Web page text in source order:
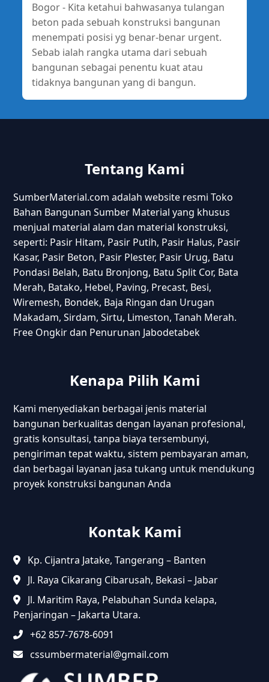
Bogor - Kita ketahui bahwasanya tulangan
beton pada sebuah konstruksi bangunan
menempati posisi yg benar-benar urgent.
Sebab ialah rangka utama dari sebuah
bangunan sebagai penentu kuat atau
tidaknya bangunan yang di bangun.
Tentang Kami
SumberMaterial.com adalah website resmi Toko
Bahan Bangunan Sumber Material yang khusus
menjual material alam dan material konstruksi,
seperti: Pasir Hitam, Pasir Putih, Pasir Halus, Pasir
Kasar, Pasir Beton, Pasir Plester, Pasir Urug, Batu
Pondasi Belah, Batu Bronjong, Batu Split Cor, Bata
Merah, Batako, Hebel, Paving, Precast, Besi,
Wiremesh, Bondek, Baja Ringan dan Urugan
Makadam, Sirdam, Sirtu, Limeston, Tanah Merah.
Free Ongkir dan Penurunan Jabodetabek
Kenapa Pilih Kami
Kami menyediakan berbagai jenis material
bangunan berkualitas dengan layanan profesional,
gratis konsultasi, tanpa biaya tersembunyi,
pengiriman tepat waktu, sistem pembayaran aman,
dan berbagai layanan jasa tukang untuk mendukung
proyek konstruksi bangunan Anda
Kontak Kami
Kp. Cijantra Jatake, Tangerang – Banten
Jl. Raya Cikarang Cibarusah, Bekasi – Jabar
Jl. Maritim Raya, Pelabuhan Sunda kelapa,
Penjaringan – Jakarta Utara.
+62 857-7678-6091
cssumbermaterial@gmail.com